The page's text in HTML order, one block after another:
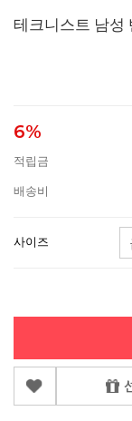
테크니스트 남성
6%
적립금
배송비
사이즈